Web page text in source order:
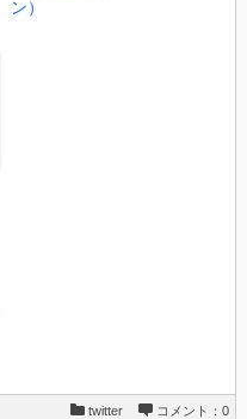
ン）
twitter コメント：0